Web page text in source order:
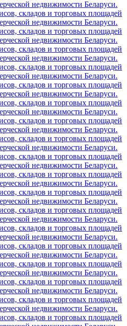
недвижимости Беларуси.
складов и торговых площадей
недвижимости Беларуси.
складов и торговых площадей
недвижимости Беларуси.
складов и торговых площадей
недвижимости Беларуси.
складов и торговых площадей
недвижимости Беларуси.
складов и торговых площадей
недвижимости Беларуси.
складов и торговых площадей
недвижимости Беларуси.
складов и торговых площадей
недвижимости Беларуси.
складов и торговых площадей
недвижимости Беларуси.
складов и торговых площадей
недвижимости Беларуси.
складов и торговых площадей
недвижимости Беларуси.
складов и торговых площадей
недвижимости Беларуси.
складов и торговых площадей
недвижимости Беларуси.
складов и торговых площадей
недвижимости Беларуси.
складов и торговых площадей
недвижимости Беларуси.
складов и торговых площадей
недвижимости Беларуси.
складов и торговых площадей
недвижимости Беларуси.
складов и торговых площадей
недвижимости Беларуси.
складов и торговых площадей